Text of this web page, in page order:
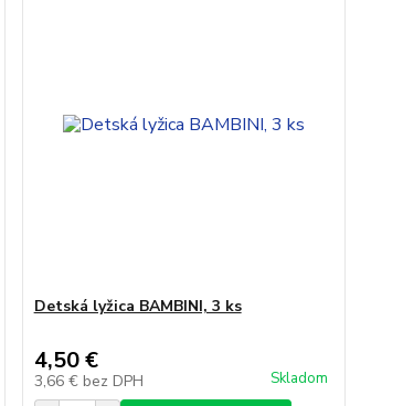
Detská lyžica BAMBINI, 3 ks
4,50 €
3,66 € bez DPH Skladom